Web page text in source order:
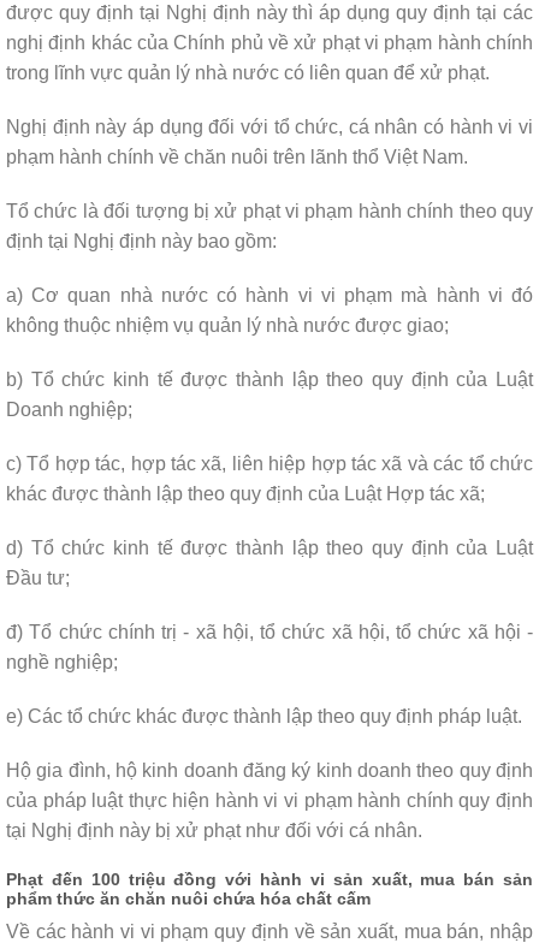
được quy định tại Nghị định này thì áp dụng quy định tại các
nghị định khác của Chính phủ về xử phạt vi phạm hành chính
trong lĩnh vực quản lý nhà nước có liên quan để xử phạt.
Nghị định này áp dụng đối với tổ chức, cá nhân có hành vi vi
phạm hành chính về chăn nuôi trên lãnh thổ Việt Nam.
Tổ chức là đối tượng bị xử phạt vi phạm hành chính theo quy
định tại Nghị định này bao gồm:
a) Cơ quan nhà nước có hành vi vi phạm mà hành vi đó
không thuộc nhiệm vụ quản lý nhà nước được giao;
b) Tổ chức kinh tế được thành lập theo quy định của Luật
Doanh nghiệp;
c) Tổ hợp tác, hợp tác xã, liên hiệp hợp tác xã và các tổ chức
khác được thành lập theo quy định của Luật Hợp tác xã;
d) Tổ chức kinh tế được thành lập theo quy định của Luật
Đầu tư;
đ) Tổ chức chính trị - xã hội, tổ chức xã hội, tổ chức xã hội -
nghề nghiệp;
e) Các tổ chức khác được thành lập theo quy định pháp luật.
Hộ gia đình, hộ kinh doanh đăng ký kinh doanh theo quy định
của pháp luật thực hiện hành vi vi phạm hành chính quy định
tại Nghị định này bị xử phạt như đối với cá nhân.
Phạt đến 100 triệu đồng với hành vi sản xuất, mua bán sản
phẩm thức ăn chăn nuôi chứa hóa chất cấm
Về các hành vi vi phạm quy định về sản xuất, mua bán, nhập